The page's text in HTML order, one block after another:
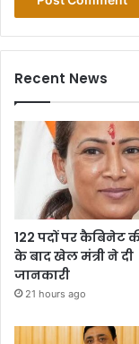
Recent News
122 पदों पर कैबिनेट
के बाद खेल मंत्री ने दी
जानकारी
21 hours ago